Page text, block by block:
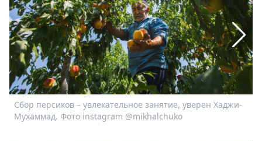
релизы
О
Metro
Стримы
Спецпроекты
Звезды
Выборы
2026
Сбор персиков – увлекательное занятие, уверен Хаджи-
Мухаммад. Фото instagram @mikhalchuko